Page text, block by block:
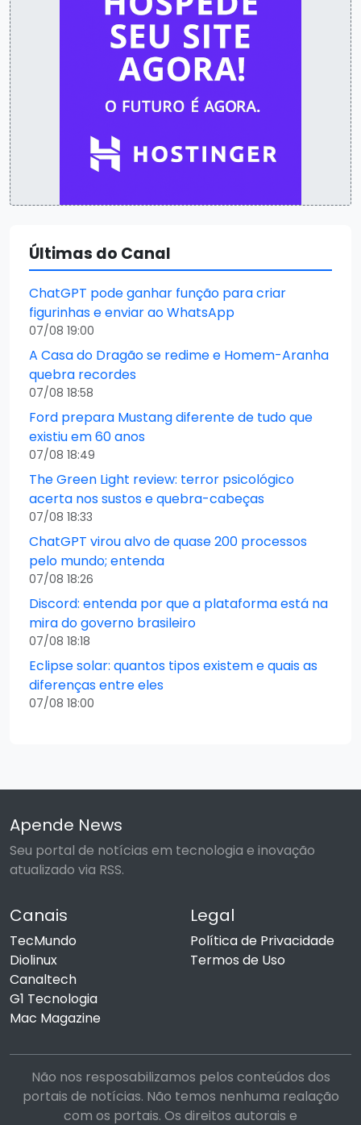
Últimas do Canal
ChatGPT pode ganhar função para criar
figurinhas e enviar ao WhatsApp
07/08 19:00
A Casa do Dragão se redime e Homem-Aranha
quebra recordes
07/08 18:58
Ford prepara Mustang diferente de tudo que
existiu em 60 anos
07/08 18:49
The Green Light review: terror psicológico
acerta nos sustos e quebra-cabeças
07/08 18:33
ChatGPT virou alvo de quase 200 processos
pelo mundo; entenda
07/08 18:26
Discord: entenda por que a plataforma está na
mira do governo brasileiro
07/08 18:18
Eclipse solar: quantos tipos existem e quais as
diferenças entre eles
07/08 18:00
Apende News
Seu portal de notícias em tecnologia e inovação
atualizado via RSS.
Canais
TecMundo
Diolinux
Canaltech
G1 Tecnologia
Mac Magazine
Legal
Política de Privacidade
Termos de Uso
Não nos resposabilizamos pelos conteúdos dos
portais de notícias. Não temos nenhuma realação
com os portais. Os direitos autorais e